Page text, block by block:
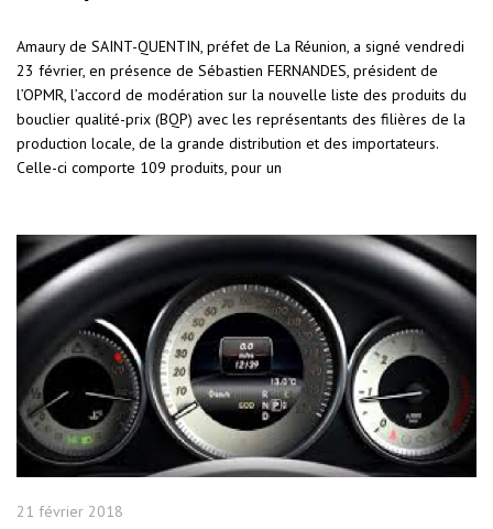
Amaury de SAINT-QUENTIN, préfet de La Réunion, a signé vendredi
23 février, en présence de Sébastien FERNANDES, président de
l’OPMR, l’accord de modération sur la nouvelle liste des produits du
bouclier qualité-prix (BQP) avec les représentants des filières de la
production locale, de la grande distribution et des importateurs.
Celle-ci comporte 109 produits, pour un
21 février 2018